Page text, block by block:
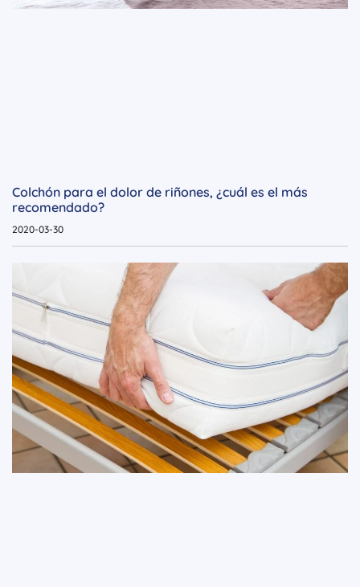
Colchón para el dolor de riñones, ¿cuál es el más
recomendado?
2020-03-30